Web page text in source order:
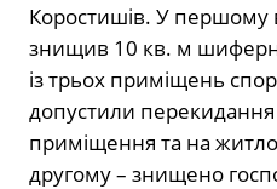
Коростишів. У першому
знищив 10 кв. м
із трьох приміщень
допустили перекидання
приміщення та на
другому – знищено